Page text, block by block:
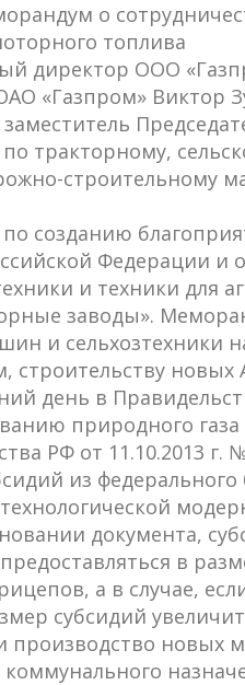
о
топлива
директор ООО
«Газпром» Виктор
тракторному,
строительному
созданию
Федерации и
и техники для
заводы».
и сельхозтехники
новых
день в
природного
РФ от 11.10.2013 г.
из
документа,
в
а в случае,
субсидий
производство новых